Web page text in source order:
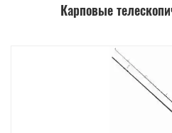
Карповые